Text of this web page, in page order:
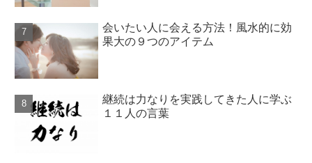
会いたい人に会える方法！風水的に効
果大の９つのアイテム
継続は力なりを実践してきた人に学ぶ
１１人の言葉